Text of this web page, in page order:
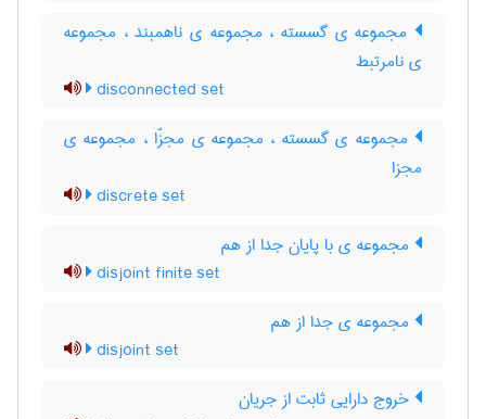
مجموعه ی گسسته ، مجموعه ی ناهمبند ، مجموعه
ی نامرتبط
disconnected set
مجموعه ی گسسته ، مجموعه ی مجزّا ، مجموعه ی
مجزا
discrete set
مجموعه ی با پایان جدا از هم
disjoint finite set
مجموعه ی جدا از هم
disjoint set
خروج دارایی ثابت از جریان